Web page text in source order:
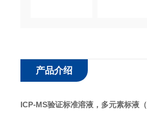
产品介绍
ICP-MS验证标准溶液 ，多元素标液 （